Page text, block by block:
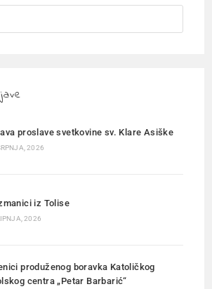
proslave svetkovine sv. Klare Asiške
2026
iz Tolise
2026
produženog boravka Katoličkog
centra „Petar Barbarić“